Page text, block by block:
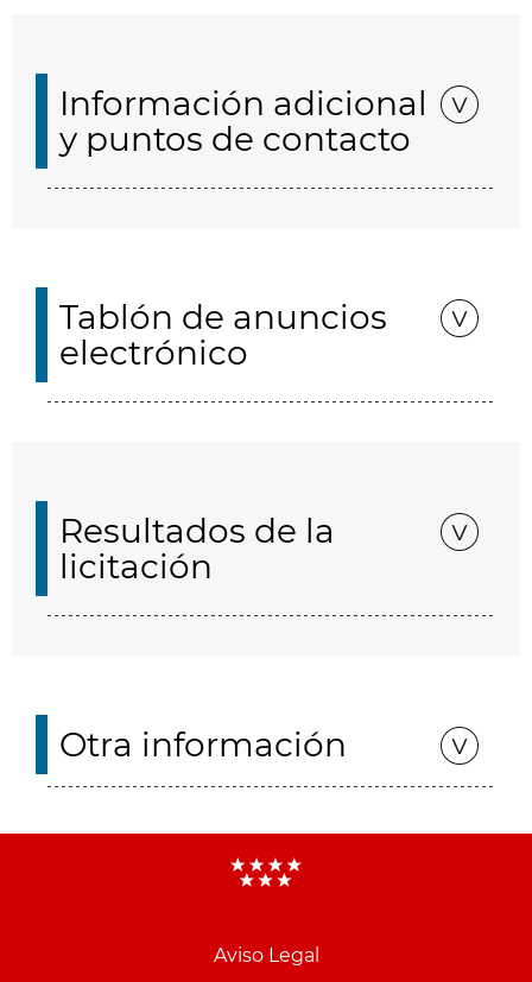
Información adicional
y puntos de contacto
Tablón de anuncios
electrónico
Resultados de la
licitación
Otra información
Aviso Legal